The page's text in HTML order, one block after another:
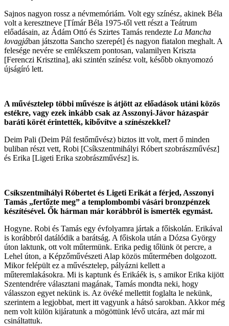
Sajnos nagyon rossz a névmemóriám. Volt egy színész, akinek Béla
volt a keresztneve [Tímár Béla 1975-től vett részt a Teátrum
előadásain, az Ádám Ottó és Szirtes Tamás rendezte La Mancha
lovagjában játszotta Sancho szerepét] és nagyon fiatalon meghalt. A
felesége nevére se emlékszem pontosan, valamilyen Kriszta
[Ferenczi Krisztina], aki szintén színész volt, később oknyomozó
újságíró lett.
A művésztelep többi művésze is átjött az előadások utáni közös
estékre, vagy ezek inkább csak az Asszonyi-Jávor házaspár
baráti körét érintették, kibővítve a színészekkel?
Deim Pali (Deim Pál festőművész) biztos itt volt, mert ő minden
buliban részt vett, Robi [Csíkszentmihályi Róbert szobrászművész]
és Erika [Ligeti Erika szobrászművész] is.
Csíkszentmihályi Róbertet és Ligeti Erikát a férjed, Asszonyi
Tamás „fertőzte meg” a templombombi vásári bronzpénzek
készítésével. Ők hárman már korábbról is ismerték egymást.
Hogyne. Robi és Tamás egy évfolyamra jártak a főiskolán. Erikával
is korábbról datálódik a barátság. A főiskola után a Dózsa György
úton laktunk, ott volt műtermünk. Erika pedig tőlünk öt percre, a
Lehel úton, a Képzőművészeti Alap közös műtermében dolgozott.
Mikor felépült ez a művésztelep, pályázni kellett a
műteremlakásokra. Mi is kaptunk és Erikáék is, s amikor Erika kijött
Szentendrére választani magának, Tamás mondta neki, hogy
válasszon egyet nekünk is. Az övéké mellettit foglalta le nekünk,
szerintem a legjobbat, mert itt vagyunk a hátsó sarokban. Akkor még
nem volt külön kijáratunk a mögöttünk lévő utcára, azt már mi
csináltattuk.